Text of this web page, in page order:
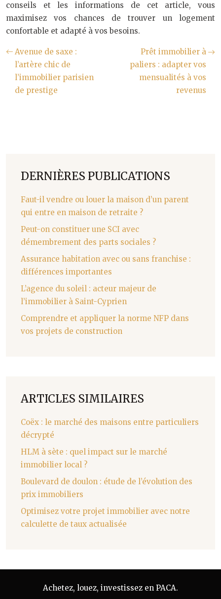
conseils et les informations de cet article, vous
maximisez vos chances de trouver un logement
confortable et adapté à vos besoins.
Avenue de saxe :
l’artère chic de
l’immobilier parisien
de prestige
Prêt immobilier à
paliers : adapter vos
mensualités à vos
revenus
DERNIÈRES PUBLICATIONS
Faut-il vendre ou louer la maison d’un parent
qui entre en maison de retraite ?
Peut-on constituer une SCI avec
démembrement des parts sociales ?
Assurance habitation avec ou sans franchise :
différences importantes
L’agence du soleil : acteur majeur de
l’immobilier à Saint-Cyprien
Comprendre et appliquer la norme NFP dans
vos projets de construction
ARTICLES SIMILAIRES
Coëx : le marché des maisons entre particuliers
décrypté
HLM à sète : quel impact sur le marché
immobilier local ?
Boulevard de doulon : étude de l’évolution des
prix immobiliers
Optimisez votre projet immobilier avec notre
calculette de taux actualisée
Achetez, louez, investissez en PACA.